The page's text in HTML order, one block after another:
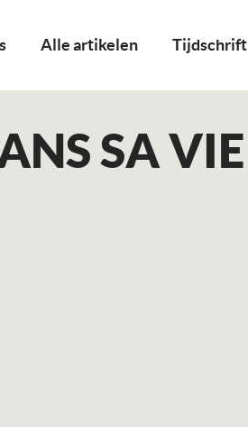
Alle artikelen Tijdschrift
SA VIE